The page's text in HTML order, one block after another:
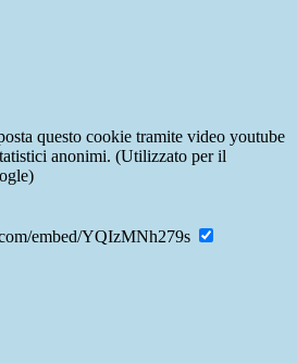
questo cookie tramite video youtube
anonimi. (Utilizzato per il
embed/YQIzMNh279s